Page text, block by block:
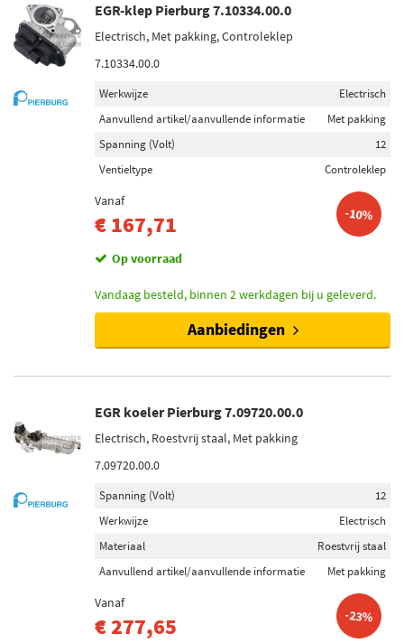
EGR-klep Pierburg 7.10334.00.0
Electrisch, Met pakking, Controleklep
7.10334.00.0
Werkwijze
Electrisch
Aanvullend artikel/aanvullende informatie
Met pakking
Spanning (Volt)
12
Ventieltype
Controleklep
Vanaf
€ 167,71 -10%
Op voorraad
Vandaag besteld, binnen 2 werkdagen bij u geleverd.
Aanbiedingen
EGR koeler Pierburg 7.09720.00.0
Electrisch, Roestvrij staal, Met pakking
7.09720.00.0
Spanning (Volt)
12
Werkwijze
Electrisch
Materiaal
Roestvrij staal
Aanvullend artikel/aanvullende informatie
Met pakking
Vanaf
€ 277,65 -23%